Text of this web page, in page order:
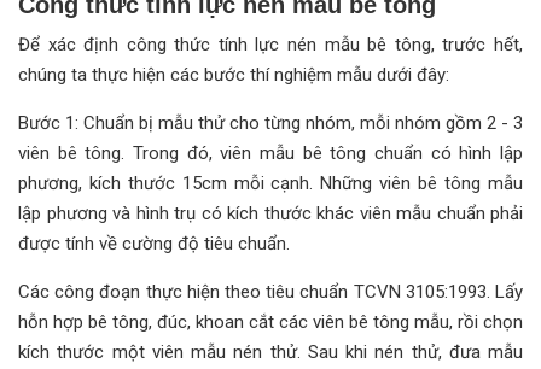
Để xác định công thức tính lực nén mẫu bê tông, trước hết,
chúng ta thực hiện các bước thí nghiệm mẫu dưới đây:
Bước 1: Chuẩn bị mẫu thử cho từng nhóm, mỗi nhóm gồm 2 - 3
viên bê tông. Trong đó, viên mẫu bê tông chuẩn có hình lập
phương, kích thước 15cm mỗi cạnh. Những viên bê tông mẫu
lập phương và hình trụ có kích thước khác viên mẫu chuẩn phải
được tính về cường độ tiêu chuẩn.
Các công đoạn thực hiện theo tiêu chuẩn TCVN 3105:1993. Lấy
hỗn hợp bê tông, đúc, khoan cắt các viên bê tông mẫu, rồi chọn
kích thước một viên mẫu nén thử. Sau khi nén thử, đưa mẫu